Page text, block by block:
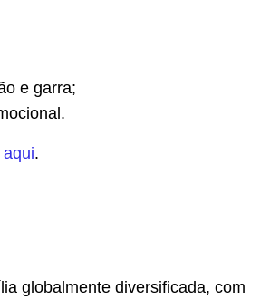
e garra;
aqui.
globalmente diversificada, com